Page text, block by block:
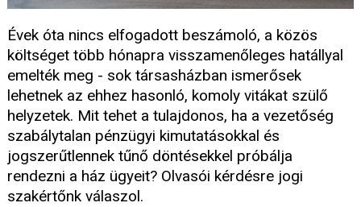
Évek óta nincs elfogadott beszámoló, a közös
költséget több hónapra visszamenőleges hatállyal
emelték meg - sok társasházban ismerősek
lehetnek az ehhez hasonló, komoly vitákat szülő
helyzetek. Mit tehet a tulajdonos, ha a vezetőség
szabálytalan pénzügyi kimutatásokkal és
jogszerűtlennek tűnő döntésekkel próbálja
rendezni a ház ügyeit? Olvasói kérdésre jogi
szakértőnk válaszol.